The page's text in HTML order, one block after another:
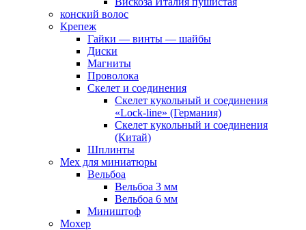
конский волос
Крепеж
Гайки — винты — шайбы
Диски
Магниты
Проволока
Скелет и соединения
Скелет кукольный и соединения
«Lock-line» (Германия)
Скелет кукольный и соединения
(Китай)
Шплинты
Мех для миниатюры
Вельбоа
Вельбоа 3 мм
Вельбоа 6 мм
Миништоф
Мохер